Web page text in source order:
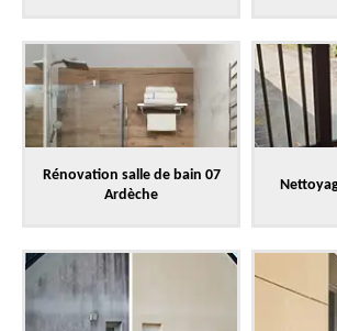
Rénovation salle de bain 07
Ardèche